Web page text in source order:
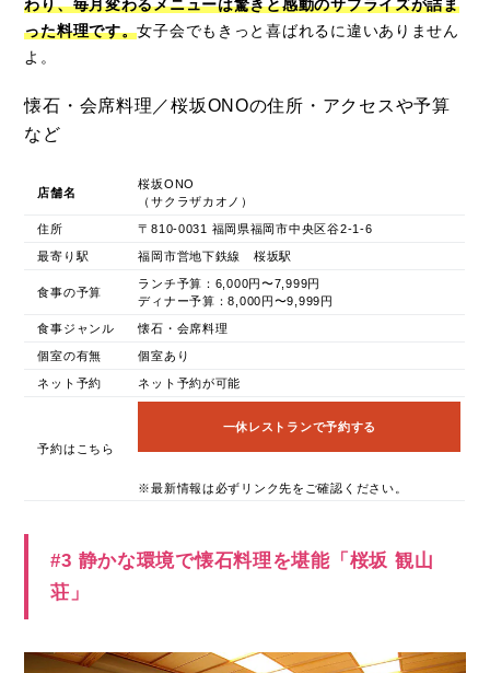
わり、毎月変わるメニューは驚きと感動のサプライズが詰ま
った料理です。女子会でもきっと喜ばれるに違いありません
よ。
懐石・会席料理／桜坂ONOの住所・アクセスや予算
など
店舗名
桜坂ONO
（サクラザカオノ）
住所 〒810-0031 福岡県福岡市中央区谷2-1-6
最寄り駅 福岡市営地下鉄線 桜坂駅
食事の予算
ランチ予算：6,000円〜7,999円
ディナー予算：8,000円〜9,999円
食事ジャンル 懐石・会席料理
個室の有無 個室あり
ネット予約 ネット予約が可能
予約はこちら
一休レストランで予約する
※最新情報は必ずリンク先をご確認ください。
#3 静かな環境で懐石料理を堪能「桜坂 観山
荘」